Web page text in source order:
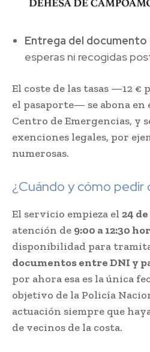
Entrega del documento
esperas ni recogidas
El coste de las tasas —12 €
el pasaporte— se abona
Centro de Emergencias, y
exenciones legales, por
numerosas.
¿Cuándo y cómo pedir
El servicio empieza el 24
atención de 9:00 a 12:30
disponibilidad para
documentos entre DNI y
por ahora esa es la única
objetivo de la Policía
actuación siempre que
de vecinos de la costa.